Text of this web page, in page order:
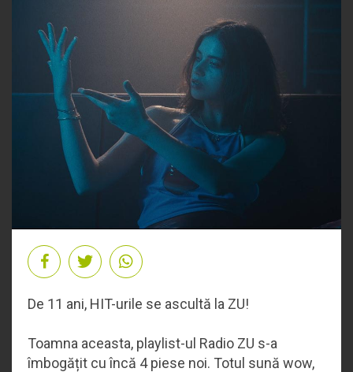
De 11 ani, HIT-urile se ascultă la ZU!
Toamna aceasta, playlist-ul Radio ZU s-a
îmbogățit cu încă 4 piese noi. Totul sună wow,